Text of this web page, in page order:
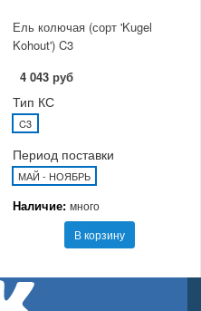
Ель колючая (сорт 'Kugel
Kohout') C3
4 043 руб
Тип КС
C3
Период поставки
МАЙ - НОЯБРЬ
Наличие: много
В корзину